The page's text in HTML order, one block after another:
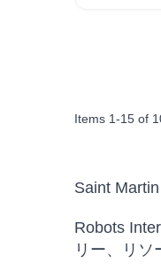
Items 1-15 of
Saint Martin
Robots
リー、リソ